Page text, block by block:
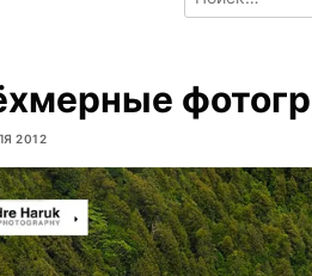
for:
2012